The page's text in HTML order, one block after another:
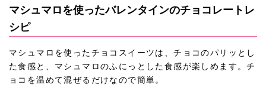
マシュマロを使ったバレンタインのチョコレートレ
シピ
マシュマロを使ったチョコスイーツは、チョコのパリッとし
た食感と、マシュマロのふにっとした食感が楽しめます。チ
ョコを温めて混ぜるだけなので簡単。